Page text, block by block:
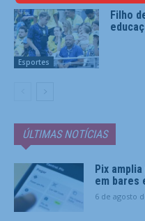
Esportes
Filho
ÚLTIMAS NOTÍCIAS
Pix
em bares
6 de agosto